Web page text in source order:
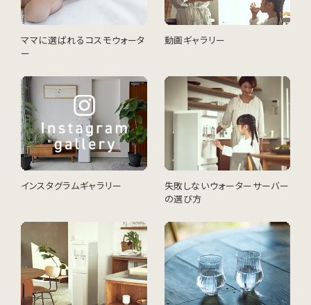
ママに選ばれるコスモウォータ
ー
動画ギャラリー
インスタグラムギャラリー
失敗しないウォーターサーバー
の選び方